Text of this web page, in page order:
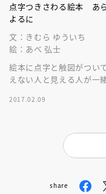
点字つきさわる絵本 あ
よるに
文：きむら ゆういち
絵：あべ 弘士
絵本に点字と触図がつい
えない人と見える人が一
を学べるページや「ガブと
2017.02.09
share